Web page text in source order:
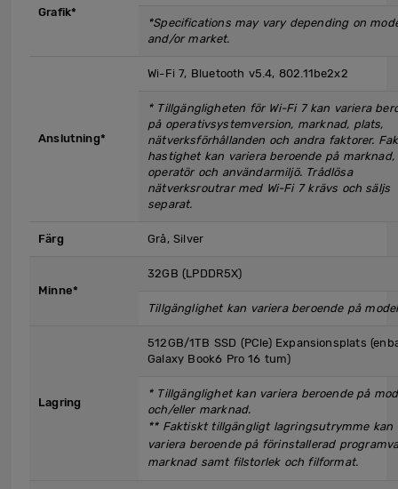
Grafik*
*Specifications may vary depending on
and/or market.
Anslutning*
Wi-Fi 7, Bluetooth v5.4, 802.11be2x2
* Tillgängligheten för Wi-Fi 7 kan variera
på operativsystemversion, marknad, plats,
nätverksförhållanden och andra faktorer.
hastighet kan variera beroende på marknad,
operatör och användarmiljö. Trådlösa
nätverksroutrar med Wi-Fi 7 krävs och säljs
separat.
Färg Grå, Silver
Minne*
32GB (LPDDR5X)
Tillgänglighet kan variera beroende på
Lagring
512GB/1TB SSD (PCle) Expansionsplats
Galaxy Book6 Pro 16 tum)
* Tillgänglighet kan variera beroende på
och/eller marknad.
** Faktiskt tillgängligt lagringsutrymme kan
variera beroende på förinstallerad
marknad samt filstorlek och filformat.